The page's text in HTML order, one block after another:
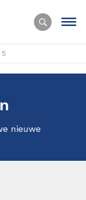
nieuwe